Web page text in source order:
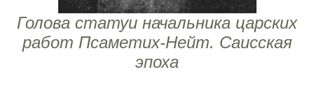
Голова статуи начальника царских
работ Псаметих-Нейт. Саисская
эпоха